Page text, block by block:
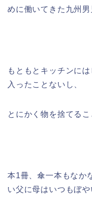
めに働いてきた九州男
もともとキッチンに
入ったことないし、
とにかく物を捨てるこ
本1冊、傘一本もなか
い父に母はいつもぼや